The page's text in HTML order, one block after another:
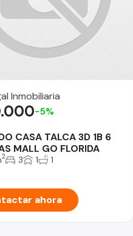
Inmobiliaria
CASA TALCA 3D 1B 6
MALL GO FLORIDA
-5%
2 3 1 1
ahora